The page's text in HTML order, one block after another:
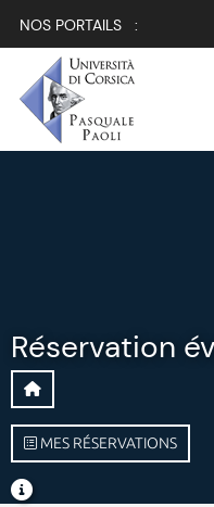
NOS PORTAILS :
Réservation
MES RÉSERVATIONS